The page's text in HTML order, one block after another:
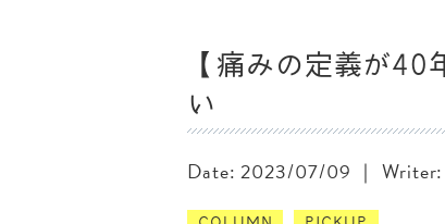
【痛みの定義が
い
Date: 2023/07/09 ｜